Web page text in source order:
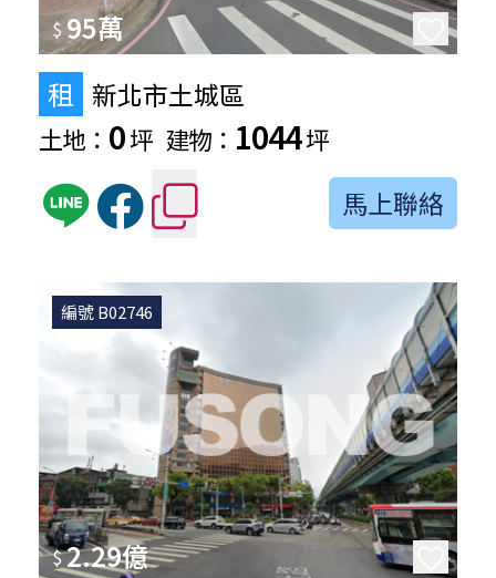
$ 95萬
租 新北市土城區
土地： 0坪 建物： 1044坪
馬上聯絡
編號 B02746
$2.29億